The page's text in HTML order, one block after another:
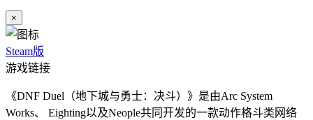
×
Steam版
游戏链接
《DNF Duel（地下城与勇士：决斗）》是由Arc System
Works、 Eighting以及Neople共同开发的一款动作格斗类网络